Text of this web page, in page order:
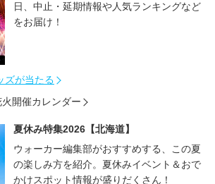
日、中止・延期情報や人気ランキングなど
をお届け！
ズが当たる
開催カレンダー
夏休み特集2026【北海道】
ウォーカー編集部がおすすめする、この夏
の楽しみ方を紹介。夏休みイベント＆おで
かけスポット情報が盛りだくさん！